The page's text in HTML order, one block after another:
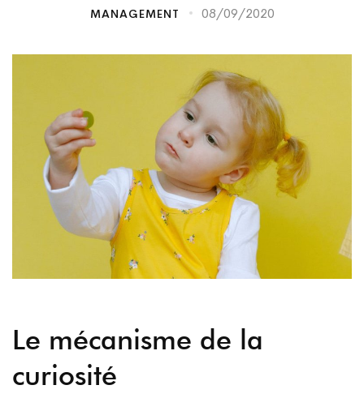
MANAGEMENT 08/09/2020
Le mécanisme de la
curiosité